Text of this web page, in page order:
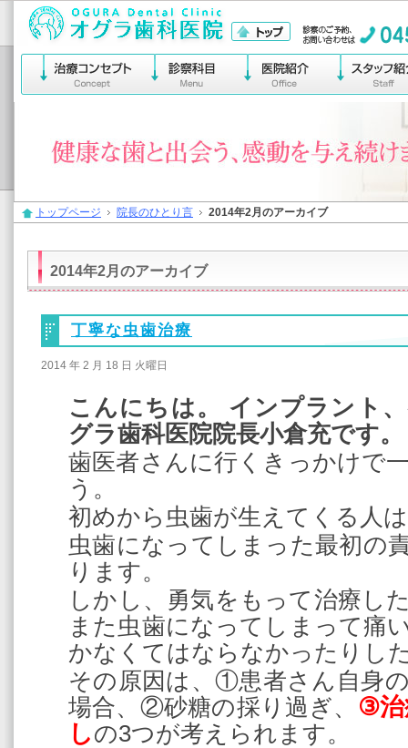
横浜市保土ヶ谷区宮
トップページ 院長のひとり言 2014年2月のアーカイブ
2014年2月のアーカイブ
丁寧な虫歯治療
2014 年 2 月 18 日 火曜日
こんにちは。 インプラント
グラ歯科医院院長小倉充です。
歯医者さんに行くきっかけで
う。
初めから虫歯が生えてくる人
虫歯になってしまった最初の
ります。
しかし、勇気をもって治療し
また虫歯になってしまって痛
かなくてはならなかったりし
その原因は、①患者さん自身
場合、②砂糖の採り過ぎ、 ③治
しの3つが考えられます。